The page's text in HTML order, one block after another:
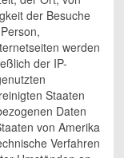
der Besuche
werden
der IP-
Staaten
Daten
von Amerika
Verfahren